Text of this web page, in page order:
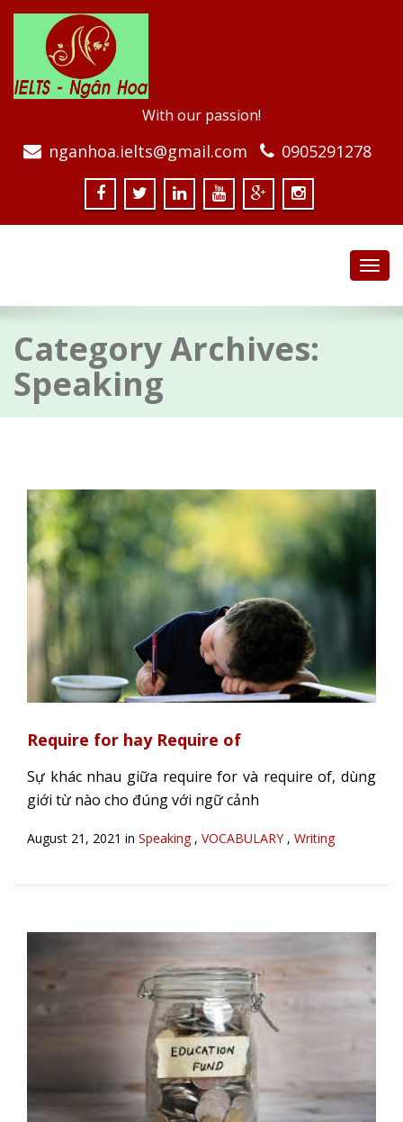
With our passion!
nganhoa.ielts@gmail.com 0905291278
Category Archives:
Speaking
Require for hay Require of
Sự khác nhau giữa require for và require of, dùng
giới từ nào cho đúng với ngữ cảnh
August 21, 2021 in Speaking, VOCABULARY, Writing